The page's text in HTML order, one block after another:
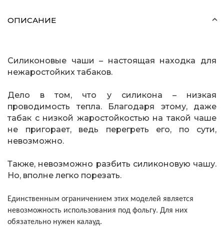
ОПИСАНИЕ
Силиконовые чаши – настоящая находка для
нежаростойких табаков.
Дело в том, что у силикона – низкая
проводимость тепла. Благодаря этому, даже
табак с низкой жаростойкостью на такой чаше
не пригорает, ведь перегреть его, по сути,
невозможно.
Также, невозможно разбить силиконовую чашу.
Но, вполне легко порезать.
Единственным ограничением этих моделей является
невозможность использования под фольгу. Для них
обязательно нужен калауд.